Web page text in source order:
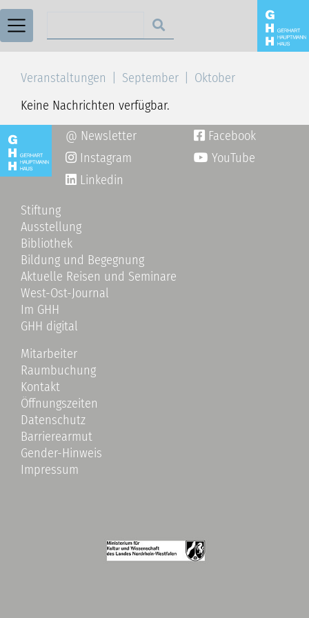
Veranstaltungen September
Oktober
Keine Nachrichten verfügbar.
@ Newsletter
 Facebook
Instagram
YouTube
Linkedin
Stiftung
Ausstellung
Bibliothek
Bildung und Begegnung
Aktuelle Reisen und Seminare
West-Ost-Journal
Im GHH
GHH digital
Mitarbeiter
Raumbuchung
Kontakt
Öffnungszeiten
Datenschutz
Barrierearmut
Gender-Hinweis
Impressum